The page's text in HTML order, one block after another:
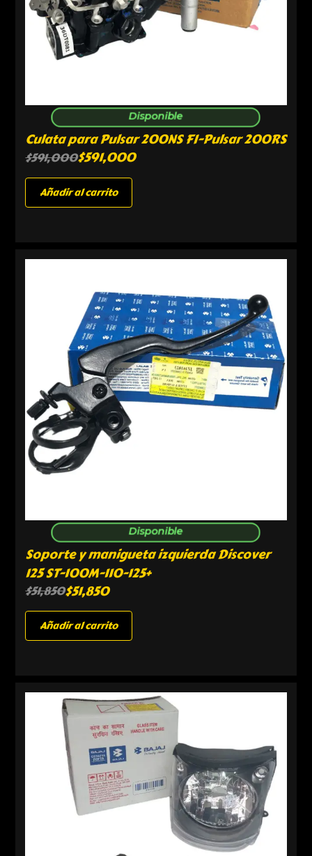
Disponible
Culata para Pulsar 200NS FI-Pulsar 200RS
$591,000$591,000
Añadir al carrito
Disponible
Soporte y manigueta izquierda Discover
125 ST-100M-110-125+
$51,850$51,850
Añadir al carrito